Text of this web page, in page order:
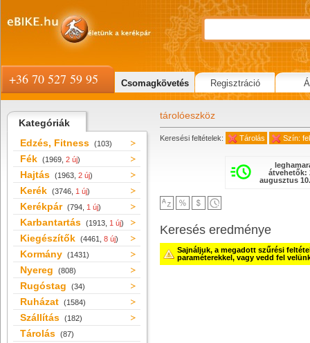
Kategóriák
Edzés, Fitness (103)
Fék (1969, 2 új)
Hajtás (1963, 2 új)
Kerék (3746, 1 új)
Kerékpár (794, 1 új)
Karbantartás (1913, 1 új)
Kiegészítők (4461, 8 új)
Kormány (1431)
Nyereg (808)
Rugóstag (34)
Ruházat (1584)
Szállítás (182)
Tárolás (87)
tárolóeszköz
Keresési feltételek: Tárolás Szín:
átvehetők:
augusztus
Keresés eredménye
Sajnáljuk, a megadott szűrési
paraméterekkel, vagy vedd fel
+36 70 527 59 95 Csomagkövetés Regisztráció